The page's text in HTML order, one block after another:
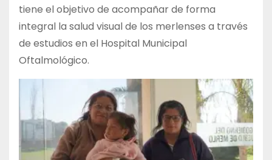
tiene el objetivo de acompañar de forma
integral la salud visual de los merlenses a través
de estudios en el Hospital Municipal
Oftalmológico.